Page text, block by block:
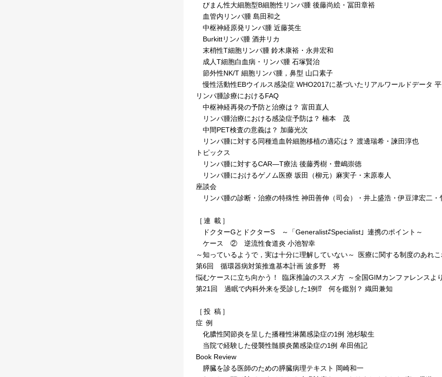
びまん性大細胞型B細胞性リンパ腫 後藤尚絵・冨田章裕
血管内リンパ腫 島田和之
中枢神経原発リンパ腫 近藤英生
Burkittリンパ腫 酒井リカ
末梢性T細胞リンパ腫 鈴木康裕・永井宏和
成人T細胞白血病・リンパ腫 石塚賢治
節外性NK/T 細胞リンパ腫，鼻型 山口素子
慢性活動性EBウイルス感染症 WHO2017に基づいたリアルワールドデータ
リンパ腫診療におけるFAQ
中枢神経再発の予防と治療は？ 富田直人
リンパ腫治療における感染症予防は？ 楠本 茂
中間PET検査の意義は？ 加藤光次
リンパ腫に対する同種造血幹細胞移植の適応は？ 渡邊瑞希・諫田淳也
トピックス
リンパ腫に対するCAR—T療法 後藤秀樹・豊嶋崇徳
リンパ腫におけるゲノム医療 坂田（柳元）麻実子・末原泰人
座談会
リンパ腫の診断・治療の特殊性 神田善伸（司会）・井上盛浩・伊豆津宏二・
［ 連 載 ］
ドクターGとドクターS ～「Generalist⇄Specialist」連携のポイント～
ケース ② 逆流性食道炎 小池智幸
～知っているようで，実は十分に理解していない～ 医療に関する制度のあれ
第6回 循環器病対策推進基本計画 波多野 将
悩むケースに立ち向かう！ 臨床推論のススメ方 ～全国GIMカンファレンスよ
第21回 過眠で内科外来を受診した1例⁉ 何を鑑別？ 織田兼知
［ 投 稿 ］
症 例
化膿性関節炎を呈した播種性淋菌感染症の1例 池杉駿生
当院で経験した侵襲性髄膜炎菌感染症の1例 牟田侑記
Book Review
膵臓を診る医師のための膵臓病理テキスト 岡崎和一